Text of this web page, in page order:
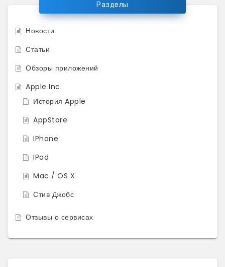
Разделы
Новости
Статьи
Обзоры приложений
Apple Inc.
История Apple
AppStore
IPhone
IPad
Mac / OS X
Стив Джобс
Отзывы о сервисах